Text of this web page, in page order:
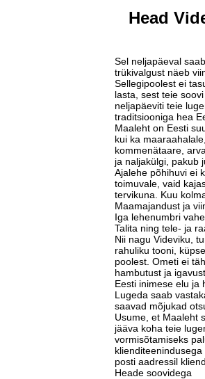
Head
Sel neljapäeval
trükivalgust näeb
Sellegipoolest ei
lasta, sest teie
neljapäeviti teie
traditsiooniga hea
Maaleht on Eesti
kui ka
kommenätaare,
ja naljakülgi, pakub
Ajalehe põhihuvi ei
toimuvale, vaid
tervikuna. Kuu
Maamajandust ja
Iga lehenumbri
Talita ning tele- ja
Nii nagu Videviku,
rahuliku tooni,
poolest. Ometi ei
hambutust ja
Eesti inimese elu ja
Lugeda saab
saavad mõjukad
Usume, et Maaleht
jääva koha teie
vormisõtamiseks
posti aadressil
Heade soovidega